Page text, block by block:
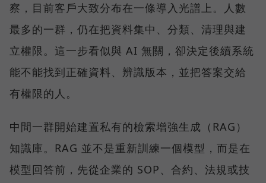
察，目前客戶大致分布在一條導入光譜上。人數
最多的一群，仍在把資料集中、分類、清理與建
立權限。這一步看似與 AI 無關，卻決定後續系統
能不能找到正確資料、辨識版本，並把答案交給
有權限的人。
中間一群開始建置私有的檢索增強生成（RAG）
知識庫。RAG 並不是重新訓練一個模型，而是在
模型回答前，先從企業的 SOP、合約、法規或技